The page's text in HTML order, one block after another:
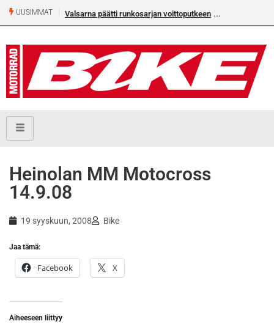
UUSIMMAT Valsarna päätti runkosarjan voittoputkeen
Heinolan MM Motocross
14.9.08
19 syyskuun, 2008 Bike
Jaa tämä:
Facebook X
Aiheeseen liittyy